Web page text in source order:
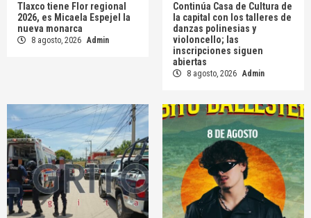
Tlaxco tiene Flor regional
2026, es Micaela Espejel la
nueva monarca
8 agosto, 2026 Admin
Continúa Casa de Cultura de
la capital con los talleres de
danzas polinesias y
violoncello; las
inscripciones siguen
abiertas
8 agosto, 2026 Admin